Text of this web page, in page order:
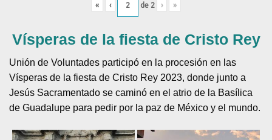
« ‹ de 2 › »
Vísperas de la fiesta de Cristo Rey
Unión de Voluntades participó en la procesión en las
Vísperas de la fiesta de Cristo Rey 2023, donde junto a
Jesús Sacramentado se caminó en el atrio de la Basílica
de Guadalupe para pedir por la paz de México y el mundo.